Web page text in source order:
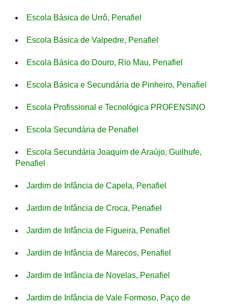
Escola Básica de Urrô, Penafiel
Escola Básica de Valpedre, Penafiel
Escola Básica do Douro, Rio Mau, Penafiel
Escola Básica e Secundária de Pinheiro, Penafiel
Escola Profissional e Tecnológica PROFENSINO
Escola Secundária de Penafiel
Escola Secundária Joaquim de Araújo, Guilhufe,
Penafiel
Jardim de Infância de Capela, Penafiel
Jardim de Infância de Croca, Penafiel
Jardim de Infância de Figueira, Penafiel
Jardim de Infância de Marecos, Penafiel
Jardim de Infância de Novelas, Penafiel
Jardim de Infância de Vale Formoso, Paço de